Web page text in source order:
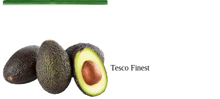
Tesco Finest